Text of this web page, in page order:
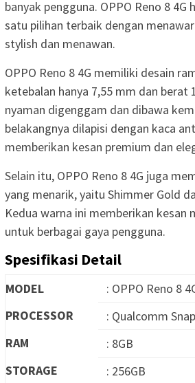
banyak pengguna. OPPO Reno 8 4G
satu pilihan terbaik dengan
stylish dan menawan.
OPPO Reno 8 4G memiliki desain
ketebalan hanya 7,55 mm dan berat
nyaman digenggam dan dibawa
belakangnya dilapisi dengan kaca
memberikan kesan premium dan
Selain itu, OPPO Reno 8 4G juga
yang menarik, yaitu Shimmer Gold
Kedua warna ini memberikan kesan
untuk berbagai gaya pengguna.
Spesifikasi Detail
MODEL
: OPPO Reno 8
PROCESSOR
: Qualcomm
RAM
: 8GB
STORAGE
: 256GB